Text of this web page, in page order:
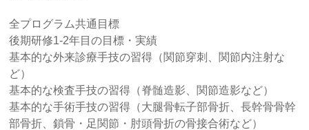
全プログラム共通目標
後期研修1-2年目の目標・実績
基本的な外来診療手技の習得（関節穿刺、関節内注射な
ど）
基本的な検査手技の習得（脊髄造影、関節造影など）
基本的な手術手技の習得（大腿骨転子部骨折、長幹骨骨幹
部骨折、鎖骨・足関節・肘頭骨折の骨接合術など）